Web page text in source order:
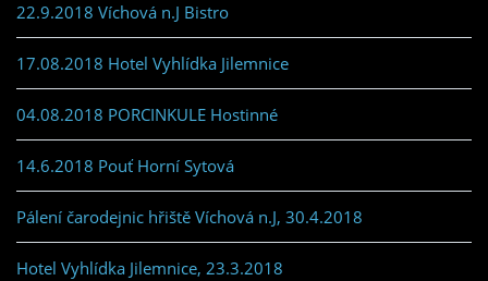
22.9.2018 Víchová n.J Bistro
17.08.2018 Hotel Vyhlídka Jilemnice
04.08.2018 PORCINKULE Hostinné
14.6.2018 Pouť Horní Sytová
Pálení čarodejnic hřiště Víchová n.J, 30.4.2018
Hotel Vyhlídka Jilemnice, 23.3.2018